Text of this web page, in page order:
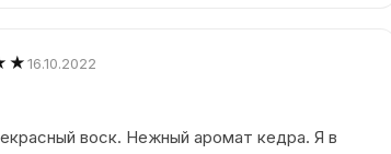
16.10.2022
воск. Нежный аромат кедра. Я в